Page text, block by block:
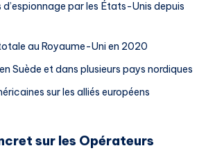
par les États-Unis depuis
au Royaume-Uni en 2020
Suède et dans plusieurs pays nordiques
sur les alliés européens
sur les Opérateurs